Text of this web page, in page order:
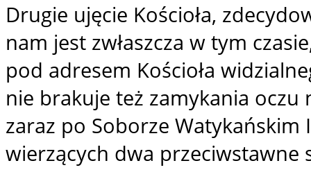
Drugie ujęcie Kościoła,
nam jest zwłaszcza w tym
pod adresem Kościoła
nie brakuje też zamykania oczu
zaraz po Soborze Watykańskim
wierzących dwa przeciwstawne